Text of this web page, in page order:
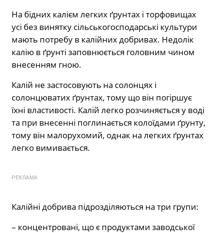
На бідних калієм легких ґрунтах і торфовищах
усі без винятку сільськогосподарські культури
мають потребу в калійних добривах. Недолік
калію в ґрунті заповнюється головним чином
внесенням гною.
Калій не застосовують на солонцях і
солонцюватих ґрунтах, тому що він погіршує
їхні властивості. Калій легко розчиняється у воді
та при внесенні поглинається колоїдами ґрунту,
тому він малорухомий, однак на легких ґрунтах
легко вимивається.
РЕКЛАМА
Калійні добрива підрозділяються на три групи:
– концентровані, що є продуктами заводської